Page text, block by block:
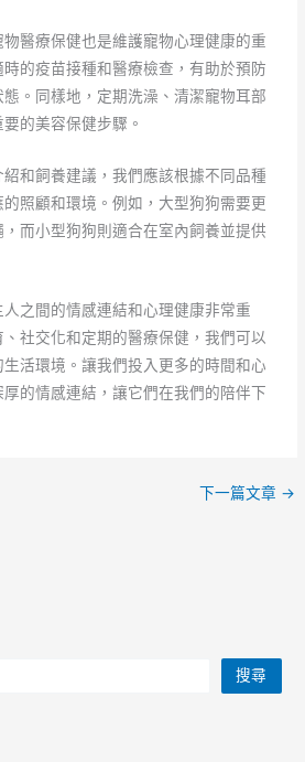
醫療保健也是維護寵物心理健康的重
的疫苗接種和醫療檢查，有助於預防
。同樣地，定期洗澡、清潔寵物耳部
的美容保健步驟。
和飼養建議，我們應該根據不同品種
照顧和環境。例如，大型狗狗需要更
而小型狗狗則適合在室內飼養並提供
之間的情感連結和心理健康非常重
社交化和定期的醫療保健，我們可以
活環境。讓我們投入更多的時間和心
的情感連結，讓它們在我們的陪伴下
下一篇文章 →
搜尋